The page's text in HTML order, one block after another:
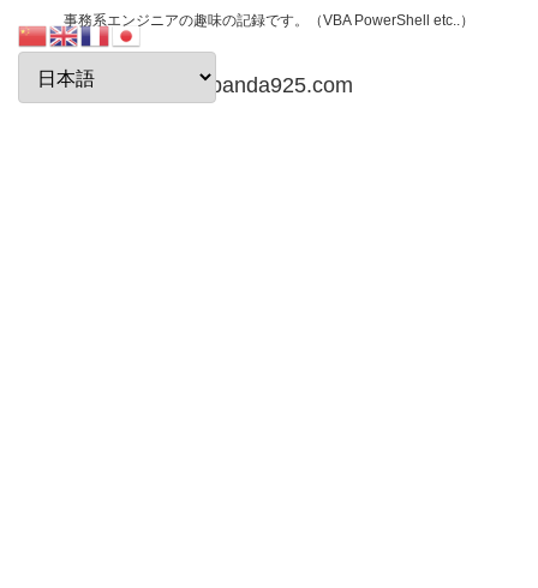
事務系エンジニアの趣味の記録です。（VBA PowerShell etc..）
papanda925.com